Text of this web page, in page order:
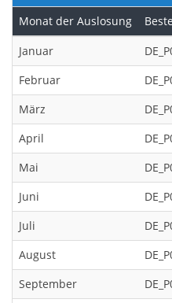
Monat der Auslosung
Januar
Februar
März
April
Mai
Juni
Juli
August
September